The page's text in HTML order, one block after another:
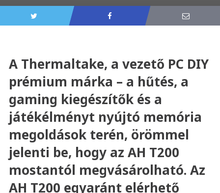
A Thermaltake, a vezető PC DIY
prémium márka – a hűtés, a
gaming kiegészítők és a
játékélményt nyújtó memória
megoldások terén, örömmel
jelenti be, hogy az AH T200
mostantól megvásárolható. Az
AH T200 egyaránt elérhető